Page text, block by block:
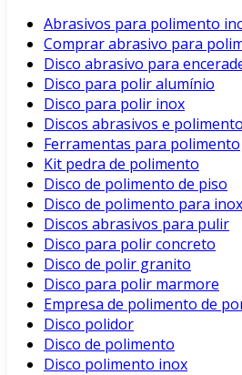
Abrasivos para polimento
Comprar abrasivo para
Disco abrasivo para
Disco para polir alumínio
Disco para polir inox
Discos abrasivos e polimento
Ferramentas para polimento
Kit pedra de polimento
Disco de polimento de piso
Disco de polimento para inox
Discos abrasivos para pulir
Disco para polir concreto
Disco de polir granito
Disco para polir marmore
Empresa de polimento de
Disco polidor
Disco de polimento
Disco polimento inox